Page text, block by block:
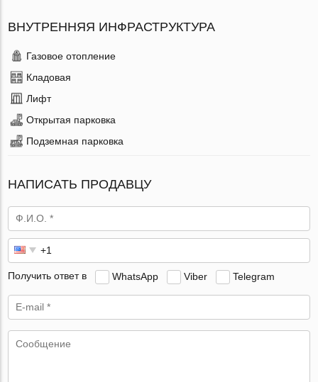
ВНУТРЕННЯЯ ИНФРАСТРУКТУРА
Газовое отопление
Кладовая
Лифт
Открытая парковка
Подземная парковка
НАПИСАТЬ ПРОДАВЦУ
Получить ответ в WhatsApp Viber Telegram